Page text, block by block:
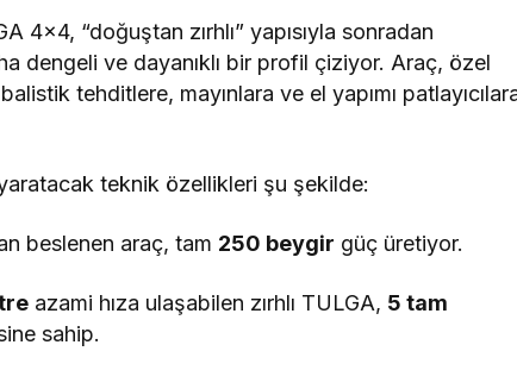
4×4, “doğuştan zırhlı” yapısıyla sonradan
dengeli ve dayanıklı bir profil çiziyor. Araç, özel
tehditlere, mayınlara ve el yapımı
teknik özellikleri şu şekilde:
beslenen araç, tam 250 beygir güç üretiyor.
azami hıza ulaşabilen zırhlı TULGA, 5 tam
sahip.